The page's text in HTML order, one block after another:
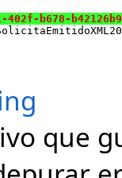
b678-
que